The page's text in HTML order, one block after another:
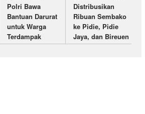
Polri Bawa
Bantuan Darurat
untuk Warga
Terdampak
Distribusikan
Ribuan Sembako
ke Pidie, Pidie
Jaya, dan Bireuen